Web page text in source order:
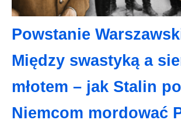
Powstanie
Między swastyką a
młotem – jak Stalin
Niemcom mordować